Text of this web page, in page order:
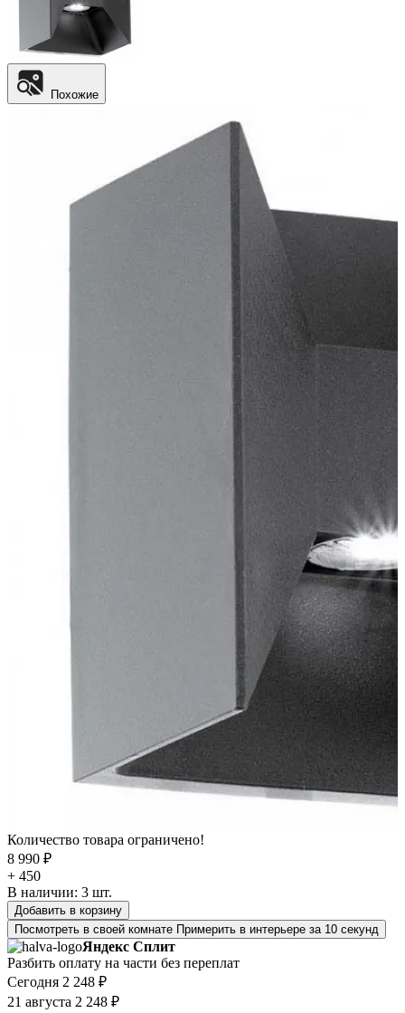
Похожие
Количество товара ограничено!
8 990 ₽
+ 450
В наличии: 3 шт.
Добавить в корзину
Посмотреть в своей комнате Примерить в интерьере за 10 секунд
Яндекс Сплит
Разбить оплату на части без переплат
Сегодня 2 248 ₽
21 августа 2 248 ₽